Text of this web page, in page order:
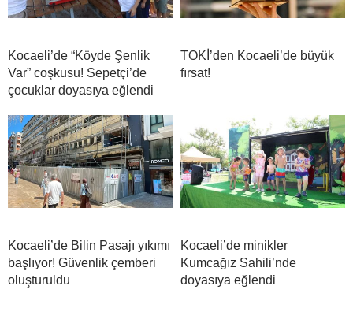
Kocaeli’de “Köyde Şenlik
Var” coşkusu! Sepetçi’de
çocuklar doyasıya eğlendi
TOKİ’den Kocaeli’de büyük
fırsat!
Kocaeli’de Bilin Pasajı yıkımı
başlıyor! Güvenlik çemberi
oluşturuldu
Kocaeli’de minikler
Kumcağız Sahili’nde
doyasıya eğlendi